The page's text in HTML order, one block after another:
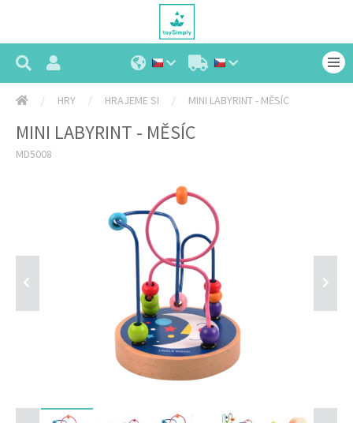
HRY HRAJEME SI MINI LABYRINT - MĚSÍC
MINI LABYRINT - MĚSÍC
MD5008